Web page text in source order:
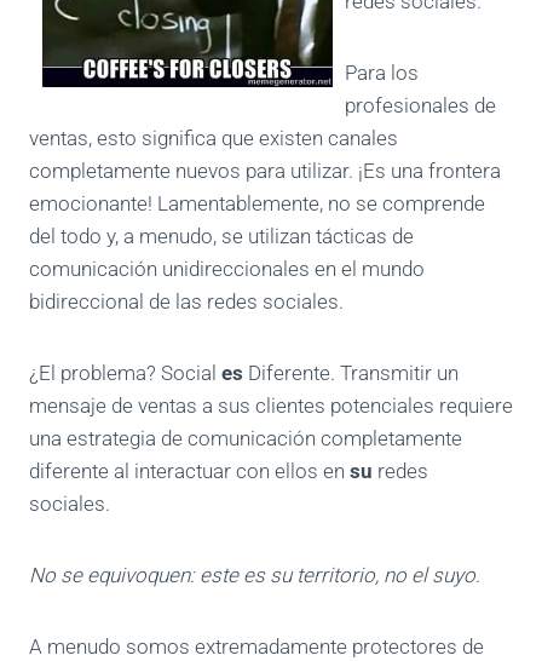
Para los
profesionales de
ventas, esto significa que existen canales
completamente nuevos para utilizar. ¡Es una frontera
emocionante! Lamentablemente, no se comprende
del todo y, a menudo, se utilizan tácticas de
comunicación unidireccionales en el mundo
bidireccional de las redes sociales.
¿El problema? Social es Diferente. Transmitir un
mensaje de ventas a sus clientes potenciales requiere
una estrategia de comunicación completamente
diferente al interactuar con ellos en su redes
sociales.
No se equivoquen: este es su territorio, no el suyo.
A menudo somos extremadamente protectores de